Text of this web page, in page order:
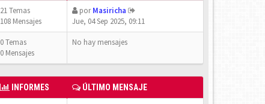
21 Temas
108 Mensajes
porMasiricha
Jue, 04 Sep 2025, 09:11
0 Temas
0 Mensajes
No hay mensajes
INFORMES ÚLTIMO MENSAJE